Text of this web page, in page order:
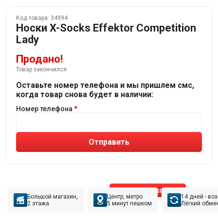
Код товара: 34994
Носки X-Socks Effektor Competition
Lady
Продано!
Товар закончился
Оставьте номер телефона и мы пришлем смс,
когда товар снова будет в наличии:
Номер телефона
Отправить
Позвонить эксперту
Большой магазин,
2 этажа
Центр, метро
5 минут пешком
14 дней -
Лёгкий